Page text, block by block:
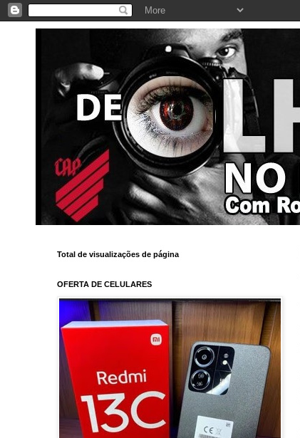
Total de visualizações de página
OFERTA DE CELULARES